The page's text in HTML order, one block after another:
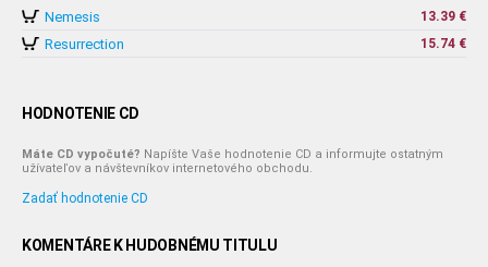
Nemesis 13.39 €
Resurrection 15.74 €
HODNOTENIE CD
Máte CD vypočuté? Napíšte Vaše hodnotenie CD a informujte ostatným
užívateľov a návštevníkov internetového obchodu.
Zadať hodnotenie CD
KOMENTÁRE K HUDOBNÉMU TITULU